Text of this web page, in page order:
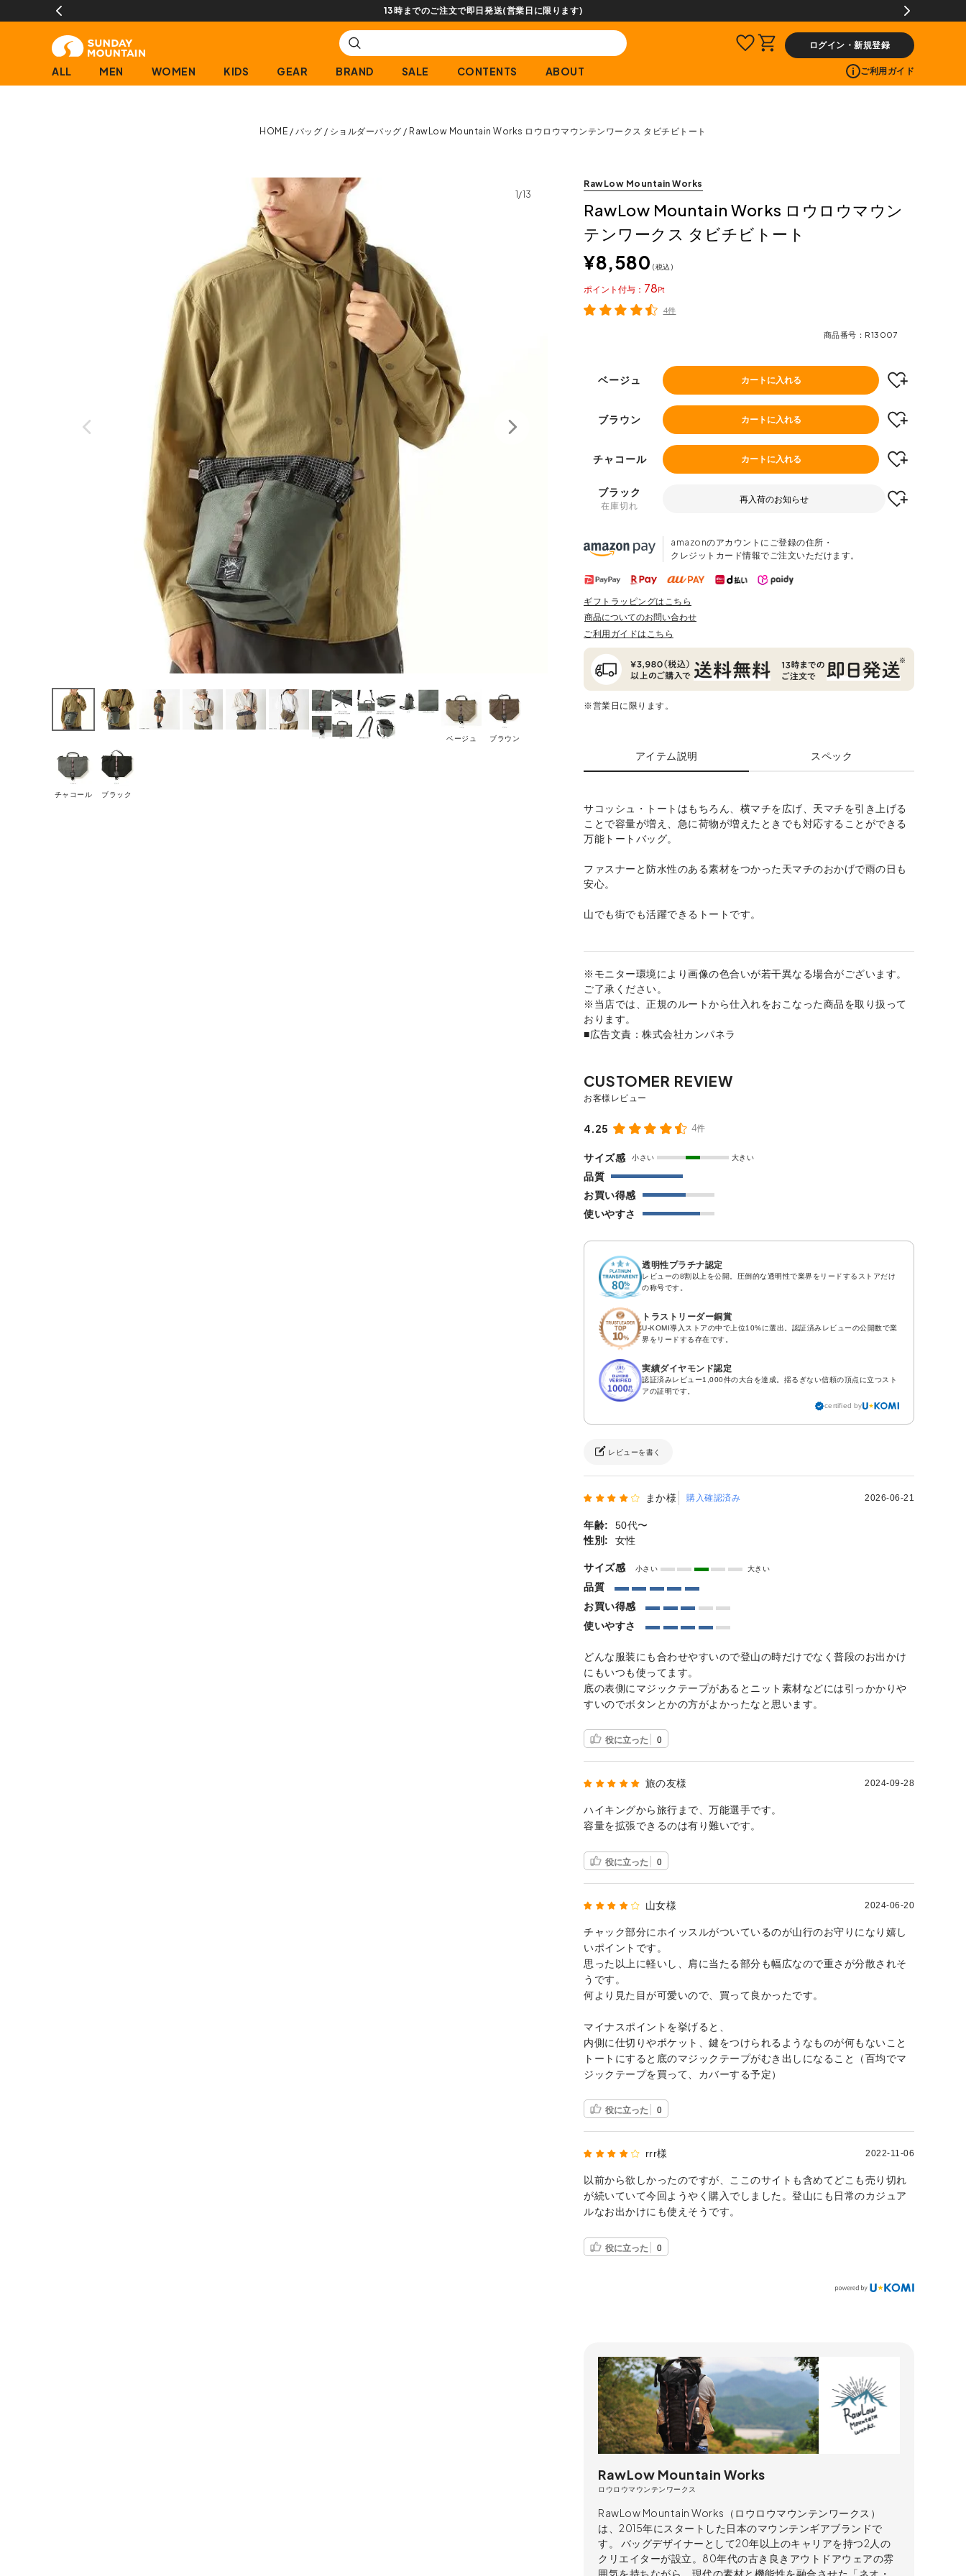
13時までのご注文で即日発送(営業日に限ります)
ログイン・新規登録
ALL MEN WOMEN KIDS GEAR BRAND SALE CONTENTS ABOUT ご利用ガイド
HOME バッグ ショルダーバッグ RawLow Mountain Works ロウロウマウンテンワークス タビチビトート
1/13
ベージュ ブラウン
チャコール ブラック
RawLow Mountain Works
RawLow Mountain Works ロウロウマウン
テンワークス タビチビトート
¥8,580 税込
78
ポイント
4件
商品番号 R13007
ベージュ カートに入れる
ブラウン カートに入れる
チャコール カートに入れる
ブラック
在庫切れ
再入荷のお知らせ
amazonのアカウントにご登録の住所・
クレジットカード情報でご注文いただけます。
ギフトラッピングはこちら
商品についてのお問い合わせ
ご利用ガイドはこちら
※営業日に限ります。
アイテム説明 スペック
サコッシュ・トートはもちろん、横マチを広げ、天マチを引き上げる
ことで容量が増え、急に荷物が増えたときでも対応することができる
万能トートバッグ。
ファスナーと防水性のある素材をつかった天マチのおかげで雨の日も
安心。
山でも街でも活躍できるトートです。
※モニター環境により画像の色合いが若干異なる場合がございます。
ご了承ください。
※当店では、正規のルートから仕入れをおこなった商品を取り扱って
おります。
■広告文責：株式会社カンパネラ
4.25 4件
サイズ感 小さい 大きい
品質
お買い得感
使いやすさ
透明性プラチナ認定
レビューの8割以上を公開。圧倒的な透明性で業界をリードするストアだけ
の称号です。
トラストリーダー銅賞
U-KOMI導入ストアの中で上位10%に選出。認証済みレビューの公開数で業
界をリードする存在です。
実績ダイヤモンド認定
認証済みレビュー1,000件の大台を達成。揺るぎない信頼の頂点に立つスト
アの証明です。
certified by
レビューを書く
まか様 購入確認済み 2026-06-21
年齢:
50代〜
性別:
女性
サイズ感 小さい 大きい
品質
お買い得感
使いやすさ
どんな服装にも合わせやすいので登山の時だけでなく普段のお出かけ
にもいつも使ってます。
底の表側にマジックテープがあるとニット素材などには引っかかりや
すいのでボタンとかの方がよかったなと思います。
役に立った 0
旅の友様 2024-09-28
ハイキングから旅行まで、万能選手です。
容量を拡張できるのは有り難いです。
役に立った 0
山女様 2024-06-20
チャック部分にホイッスルがついているのが山行のお守りになり嬉し
いポイントです。
思った以上に軽いし、肩に当たる部分も幅広なので重さが分散されそ
うです。
何より見た目が可愛いので、買って良かったです。
マイナスポイントを挙げると、
内側に仕切りやポケット、鍵をつけられるようなものが何もないこと
トートにすると底のマジックテープがむき出しになること（百均でマ
ジックテープを買って、カバーする予定）
役に立った 0
rrr様 2022-11-06
以前から欲しかったのですが、ここのサイトも含めてどこも売り切れ
が続いていて今回ようやく購入でしました。登山にも日常のカジュア
ルなお出かけにも使えそうです。
役に立った 0
RawLow Mountain Works
ロウロウマウンテンワークス
RawLow Mountain Works（ロウロウマウンテンワークス）
は、2015年にスタートした日本のマウンテンギアブランドで
す。 バッグデザイナーとして20年以上のキャリアを持つ2人の
クリエイターが設立。80年代の古き良きアウトドアウェアの雰